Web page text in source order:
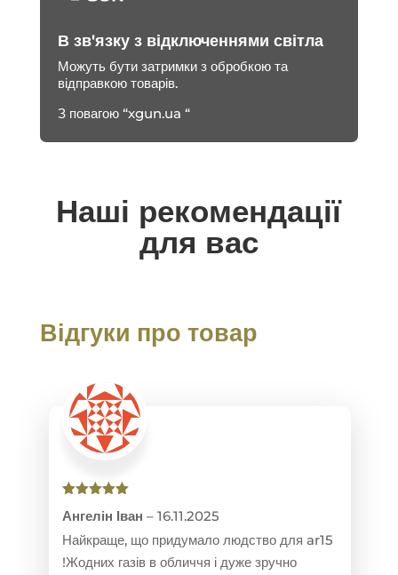
В зв'язку з відключеннями світла
Можуть бути затримки з обробкою та
відправкою товарів.
З повагою “xgun.ua “
Наші рекомендації
для вас
Відгуки про товар
5з 5
Ангелін Іван – 16.11.2025
Найкраще, що придумало людство для ar15
!Жодних газів в обличчя і дуже зручно